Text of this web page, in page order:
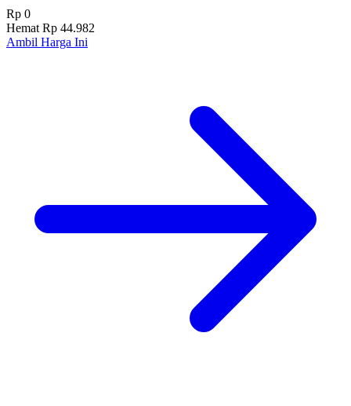
Rp 0
Hemat Rp 44.982
Ambil Harga Ini